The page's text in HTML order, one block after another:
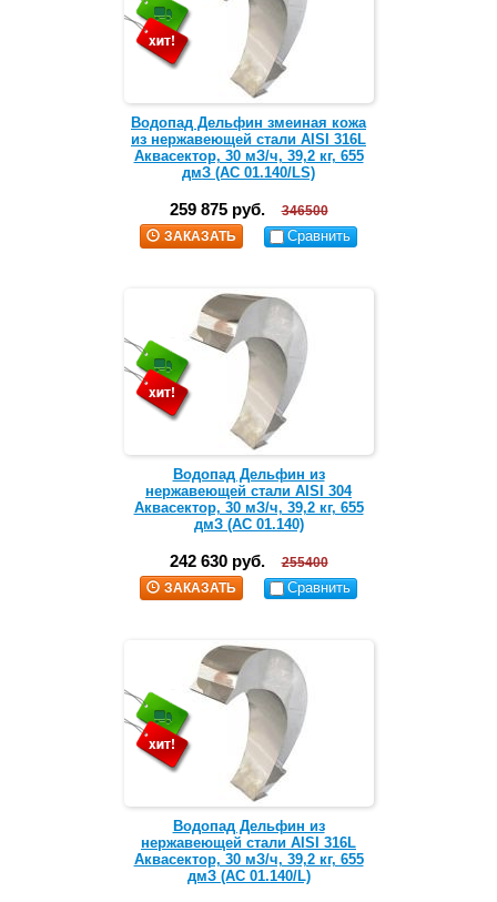
Водопад Дельфин змеиная кожа
из нержавеющей стали AISI 316L
Аквасектор, 30 мЗ/ч, 39,2 кг, 655
дмЗ (АС 01.140/LS)
259 875 руб.
346500
ЗАКАЗАТЬ
Сравнить
Водопад Дельфин из
нержавеющей стали AISI 304
Аквасектор, 30 мЗ/ч, 39,2 кг, 655
дмЗ (АС 01.140)
242 630 руб.
255400
ЗАКАЗАТЬ
Сравнить
Водопад Дельфин из
нержавеющей стали AISI 316L
Аквасектор, 30 мЗ/ч, 39,2 кг, 655
дмЗ (АС 01.140/L)